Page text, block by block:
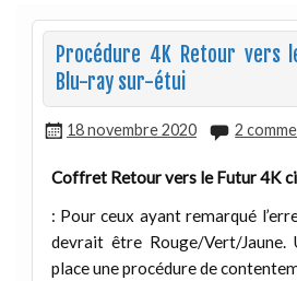
Procédure 4K Retour vers
Blu-ray sur-étui
18 novembre 2020 2
Coffret Retour vers le Futur 4K
: Pour ceux ayant remarqué
devrait être Rouge/Vert/Jaune.
place une procédure de